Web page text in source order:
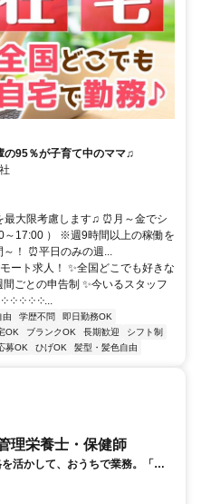
の95％が子育て中のママ♫
大限考慮します♫ ⏰月～金でシ
～17:00 ） ※週9時間以上の稼働を
！ ⏰平日のみの週...
ート求人！ ✨全国どこでも好きな
ごとの申告制 ✨今いるスタッフ
༶ ༶ ༶ ༶...
由 学歴不問
即日勤務OK
OK ブランクOK 長期歓迎
シフト制
募OK ひげOK 髪型・髪色自由
理栄養士・保健師
活かして、おうちで業務。「も
躍中！「平日の日中だけ」「夕
に合わせた時間調整が可能で